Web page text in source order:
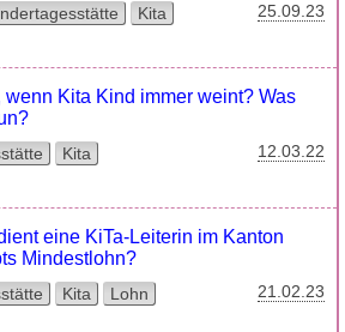
Kita 25.09.23
wenn Kita Kind immer weint? Was
Kita 12.03.22
eine KiTa-Leiterin im Kanton
Mindestlohn?
Kita Lohn 21.02.23